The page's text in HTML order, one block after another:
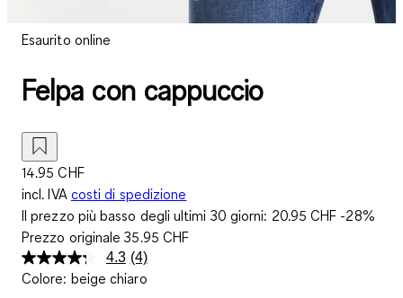
Esaurito online
Felpa con cappuccio
14.95 CHF
incl. IVA costi di spedizione
Il prezzo più basso degli ultimi 30 giorni: 20.95 CHF -28%
Prezzo originale35.95 CHF
4.3 Leggi
4
(4)
Colore: beige chiaro